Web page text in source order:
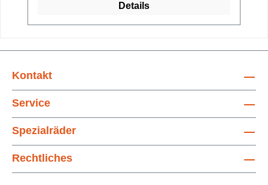
Thasos einen großen Heckträger mit
Dieses Modell ist mit einem Ansmann-Motor
Drehgriffsteuerung für eine kraftvolle
250W Akku 324 Wh Gangschaltung 7-Gang
Nabenschaltung Rapid Fire mit
Rücktrittbremse Bremse mechanische
Felgenbremse vorne Gesamtzuladung
Details
Kontakt
Service
Spezialräder
Rechtliches